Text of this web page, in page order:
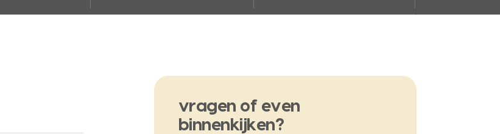
vragen of even
binnenkijken?